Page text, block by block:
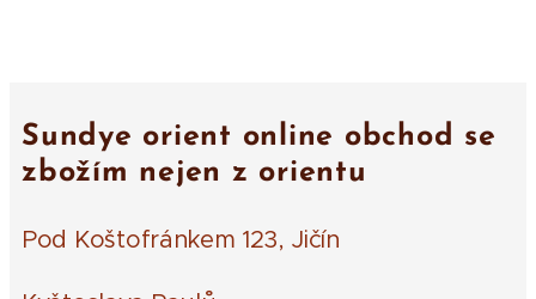
Sundye orient online obchod se
zbožím nejen z orientu
Pod Koštofránkem 123, Jičín